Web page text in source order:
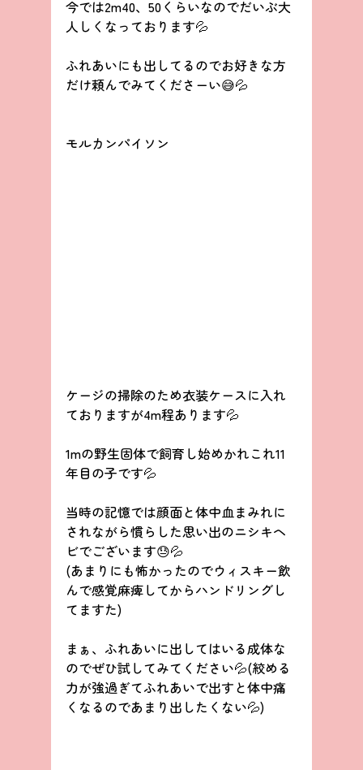
今では2m40、50くらいなのでだいぶ大
人しくなっております💦
ふれあいにも出してるのでお好きな方
だけ頼んでみてくださーい😅💦
モルカンパイソン
ケージの掃除のため衣装ケースに入れ
ておりますが4m程あります💦
1mの野生固体で飼育し始めかれこれ11
年目の子です💦
当時の記憶では顔面と体中血まみれに
されながら慣らした思い出のニシキヘ
ビでございます😓💦
(あまりにも怖かったのでウィスキー飲
んで感覚麻痺してからハンドリングし
てますた)
まぁ、ふれあいに出してはいる成体な
のでぜひ試してみてください💦(絞める
力が強過ぎてふれあいで出すと体中痛
くなるのであまり出したくない💦)